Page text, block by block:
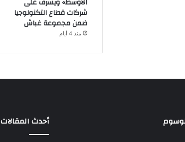
شركات قطاع التكنولوجيا
ضمن مجموعة غباش
منذ 4 أيام
أحدث المقالات